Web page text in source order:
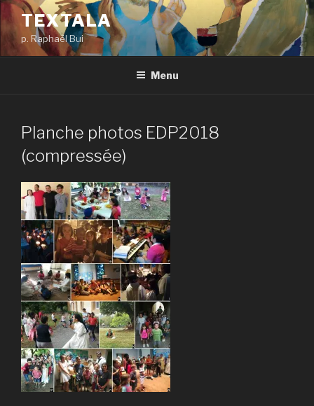
Aller
au
contenu
principal
TEXTALA
p. Raphaël Bui
Menu
Planche photos EDP2018
(compressée)